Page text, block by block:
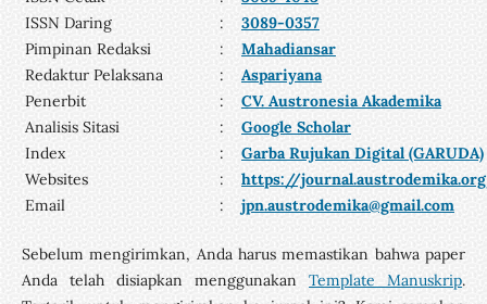
ISSN Daring
:
3089-0357
Pimpinan Redaksi
:
Mahadiansar
Redaktur Pelaksana
:
Aspariyana
Penerbit
:
CV. Austronesia Akademika
Analisis Sitasi
:
Google Scholar
Index
:
Garba Rujukan Digital (GARUDA)
Websites
:
https://
Email
: jpn.austrodemika@gmail.com
Sebelum mengirimkan, Anda harus memastikan bahwa paper
Anda telah disiapkan menggunakanTemplate Manuskrip.